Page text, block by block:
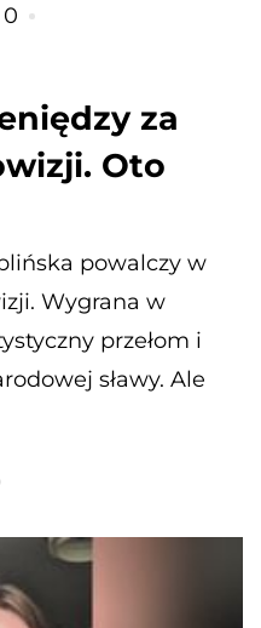
0
za
Oto
powalczy w
Wygrana w
przełom i
sławy. Ale